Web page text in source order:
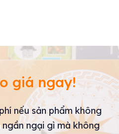
giá ngay!
nếu sản phẩm không
ngại gì mà không